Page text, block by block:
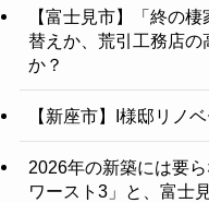
【富士見市】「終の
替えか、荒引工務店
か？
【新座市】I様邸リノ
2026年の新築には要
ワースト3」と、富士